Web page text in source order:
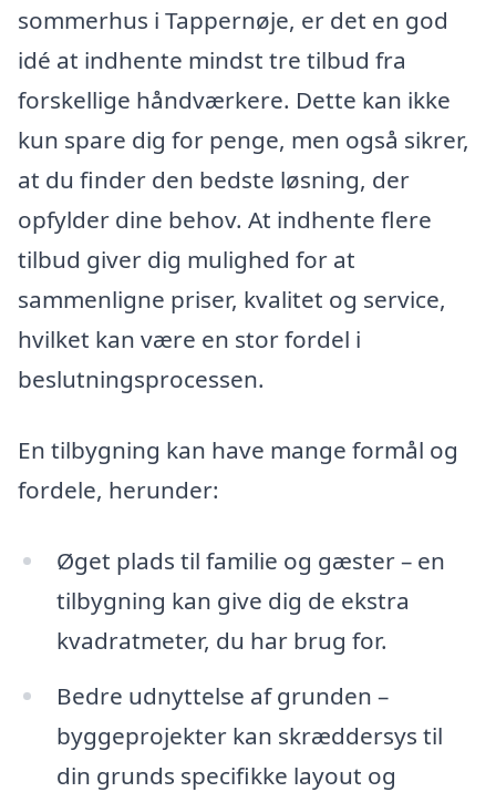
sommerhus i Tappernøje, er det en god
idé at indhente mindst tre tilbud fra
forskellige håndværkere. Dette kan ikke
kun spare dig for penge, men også sikrer,
at du finder den bedste løsning, der
opfylder dine behov. At indhente flere
tilbud giver dig mulighed for at
sammenligne priser, kvalitet og service,
hvilket kan være en stor fordel i
beslutningsprocessen.
En tilbygning kan have mange formål og
fordele, herunder:
Øget plads til familie og gæster – en
tilbygning kan give dig de ekstra
kvadratmeter, du har brug for.
Bedre udnyttelse af grunden –
byggeprojekter kan skræddersys til
din grunds specifikke layout og